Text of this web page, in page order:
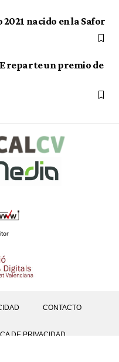
nacido en la Safor
reparte un premio de
CONTACTO
DE PRIVACIDAD